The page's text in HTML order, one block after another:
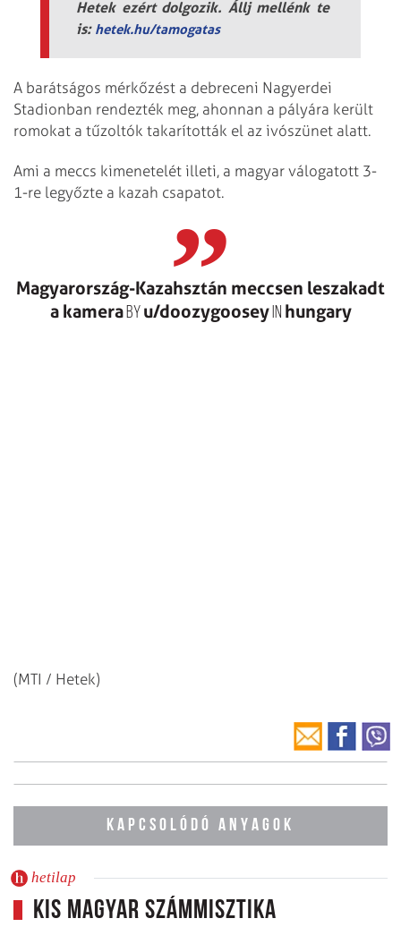
Hetek ezért dolgozik. Állj mellénk te
is: hetek.hu/tamogatas
A barátságos mérkőzést a debreceni Nagyerdei
Stadionban rendezték meg, ahonnan a pályára került
romokat a tűzoltók takarították el az ivószünet alatt.
Ami a meccs kimenetelét illeti, a magyar válogatott 3-
1-re legyőzte a kazah csapatot.
Magyarország-Kazahsztán meccsen leszakadt
a kameraby u/doozygooseyin hungary
(MTI / Hetek)
KAPCSOLÓDÓ ANYAGOK
hetilap
Kis magyar számmisztika